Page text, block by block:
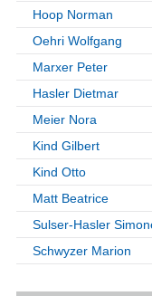
Hoop Norman
Oehri Wolfgang
Marxer Peter
Hasler Dietmar
Meier Nora
Kind Gilbert
Kind Otto
Matt Beatrice
Sulser-Hasler
Schwyzer Marion